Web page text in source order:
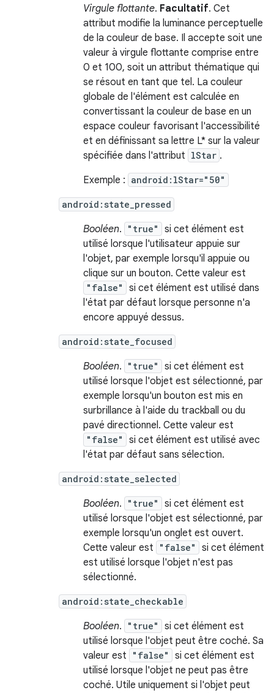
Virgule flottante. Facultatif. Cet
attribut modifie la luminance perceptuelle
de la couleur de base. Il accepte soit une
valeur à virgule flottante comprise entre
0 et 100, soit un attribut thématique qui
se résout en tant que tel. La couleur
globale de l'élément est calculée en
convertissant la couleur de base en un
espace couleur favorisant l'accessibilité
et en définissant sa lettre L* sur la valeur
spécifiée dans l'attribut lStar .
Exemple : android:lStar="50"
android:state_pressed
Booléen. "true"
si cet élément est
utilisé lorsque l'utilisateur appuie sur
l'objet, par exemple lorsqu'il appuie ou
clique sur un bouton. Cette valeur est
"false"
si cet élément est utilisé dans
l'état par défaut lorsque personne n'a
encore appuyé dessus.
android:state_focused
Booléen. "true"
si cet élément est
utilisé lorsque l'objet est sélectionné, par
exemple lorsqu'un bouton est mis en
surbrillance à l'aide du trackball ou du
pavé directionnel. Cette valeur est
"false"
si cet élément est utilisé avec
l'état par défaut sans sélection.
android:state_selected
Booléen. "true"
si cet élément est
utilisé lorsque l'objet est sélectionné, par
exemple lorsqu'un onglet est ouvert.
Cette valeur est
"false"
si cet élément
est utilisé lorsque l'objet n'est pas
sélectionné.
android:state_checkable
Booléen. "true"
si cet élément est
utilisé lorsque l'objet peut être coché. Sa
valeur est
"false"
si cet élément est
utilisé lorsque l'objet ne peut pas être
coché. Utile uniquement si l'objet peut